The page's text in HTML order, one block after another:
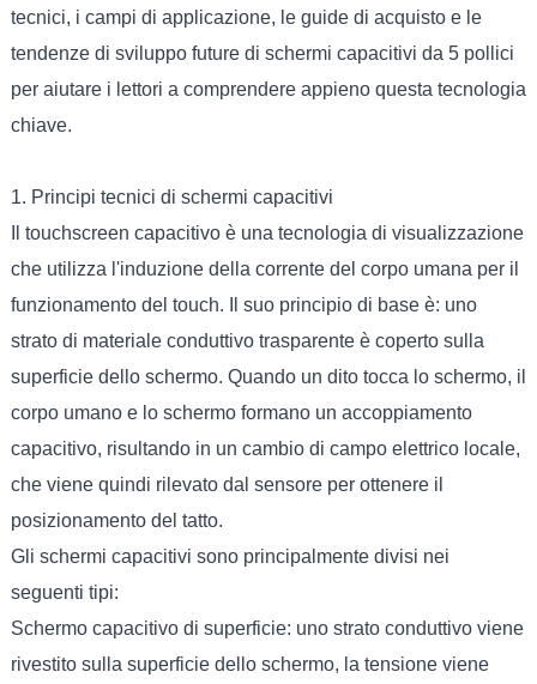
tecnici, i campi di applicazione, le guide di acquisto e le
tendenze di sviluppo future di schermi capacitivi da 5 pollici
per aiutare i lettori a comprendere appieno questa tecnologia
chiave.
1. Principi tecnici di schermi capacitivi
Il touchscreen capacitivo è una tecnologia di visualizzazione
che utilizza l'induzione della corrente del corpo umana per il
funzionamento del touch. Il suo principio di base è: uno
strato di materiale conduttivo trasparente è coperto sulla
superficie dello schermo. Quando un dito tocca lo schermo, il
corpo umano e lo schermo formano un accoppiamento
capacitivo, risultando in un cambio di campo elettrico locale,
che viene quindi rilevato dal sensore per ottenere il
posizionamento del tatto.
Gli schermi capacitivi sono principalmente divisi nei
seguenti tipi:
Schermo capacitivo di superficie: uno strato conduttivo viene
rivestito sulla superficie dello schermo, la tensione viene